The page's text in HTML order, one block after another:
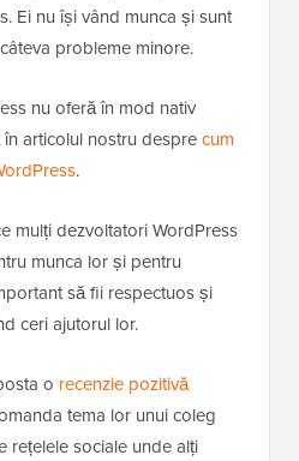
Ei nu își vând munca și sunt
probleme minore.
nu oferă în mod nativ
articolul nostru desprecum
.
mulți dezvoltatori WordPress
munca lor și pentru
să fii respectuos și
ceri ajutorul lor.
o recenzie pozitivă
tema lor unui coleg
rețelele sociale unde alți